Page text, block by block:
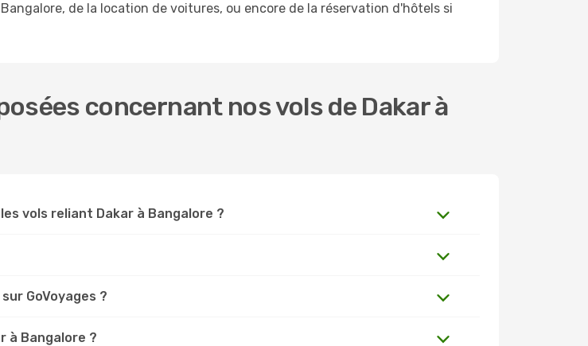
de la location de voitures, ou encore de la réservation d'hôtels si
concernant nos vols de Dakar à
vols reliant Dakar à Bangalore ?
GoVoyages ?
à Bangalore ?